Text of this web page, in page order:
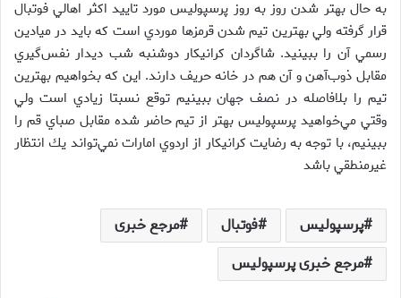
به حال بهتر شدن روز به روز پرسپوليس مورد تاييد اكثر اهالي فوتبال
قرار گرفته ولي بهترين تيم شدن قرمزها موردي است كه بايد در ميادين
رسمي آن را ببينيد. شاگردان كرانيكار دوشنبه‌ شب ديدار نفس‌گيري
مقابل ذوب‌آهن و آن هم در خانه حريف دارند. اين كه بخواهيم بهترين
تيم را بلافاصله در نصف جهان ببينيم توقع نسبتا زيادي است ولي
وقتي مي‌خواهيد پرسپوليس بهتر از تيم حاضر شده مقابل صباي قم را
ببينيم، با توجه به رضايت كرانيكار از اردوي امارات نمي‌تواند يك انتظار
غيرمنطقي باشد
پرسپولیس فوتبال
مرجع خبری
مرجع خبری پرسپولیس